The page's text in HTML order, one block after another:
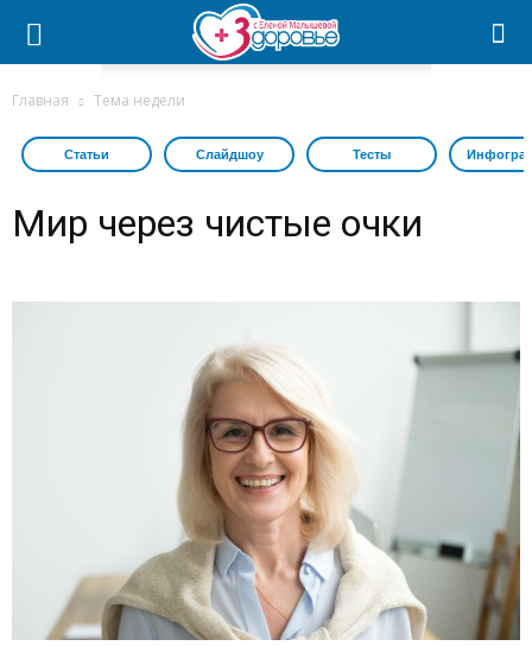
Главная Тема недели
Статьи Слайдшоу Тесты
Мир через чистые очки